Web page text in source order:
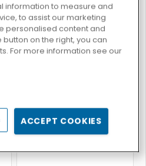
Family Relics
Real Love Tester
information to measure and
to assist our marketing
personalised content and
on the right, you can
For more information see our
ACCEPT COOKIES